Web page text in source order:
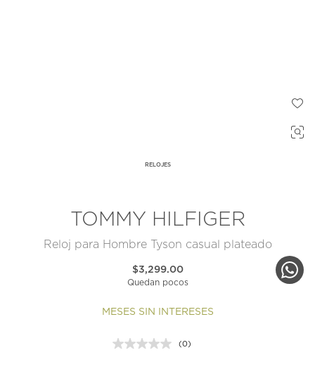
RELOJES
TOMMY HILFIGER
Reloj para Hombre Tyson casual plateado
$3,299.00
Quedan pocos
MESES SIN INTERESES
Sin
(0)